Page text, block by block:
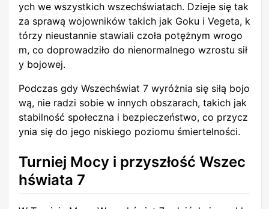
ych we wszystkich wszechświatach. Dzieje się tak
za sprawą wojowników takich jak Goku i Vegeta, k
tórzy nieustannie stawiali czoła potężnym wrogo
m, co doprowadziło do nienormalnego wzrostu sił
y bojowej.
Podczas gdy Wszechświat 7 wyróżnia się siłą bojo
wą, nie radzi sobie w innych obszarach, takich jak
stabilność społeczna i bezpieczeństwo, co przycz
ynia się do jego niskiego poziomu śmiertelności.
Turniej Mocy i przyszłość Wszec
hświata 7